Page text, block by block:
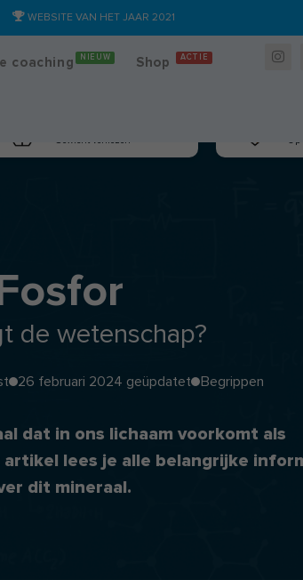
WEBSITE VAN HET JAAR 2021
coaching NIEUW Shop ACTIE
de wetenschap?
26 februari 2024 geüpdatet Begrippen
dat in ons lichaam voorkomt als
lees je alle belangrijke
dit mineraal.